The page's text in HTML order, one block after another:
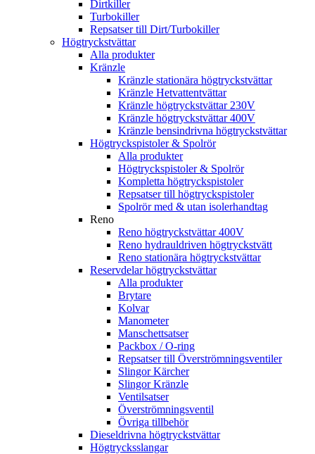
Dirtkiller
Turbokiller
Repsatser till Dirt/Turbokiller
Högtryckstvättar
Alla produkter
Kränzle
Kränzle stationära högtryckstvättar
Kränzle Hetvattentvättar
Kränzle högtryckstvättar 230V
Kränzle högtryckstvättar 400V
Kränzle bensindrivna högtryckstvättar
Högtryckspistoler & Spolrör
Alla produkter
Högtryckspistoler & Spolrör
Kompletta högtryckspistoler
Repsatser till högtryckspistoler
Spolrör med & utan isolerhandtag
Reno
Reno högtryckstvättar 400V
Reno hydrauldriven högtryckstvätt
Reno stationära högtryckstvättar
Reservdelar högtryckstvättar
Alla produkter
Brytare
Kolvar
Manometer
Manschettsatser
Packbox / O-ring
Repsatser till Överströmningsventiler
Slingor Kärcher
Slingor Kränzle
Ventilsatser
Överströmningsventil
Övriga tillbehör
Dieseldrivna högtryckstvättar
Högtrycksslangar